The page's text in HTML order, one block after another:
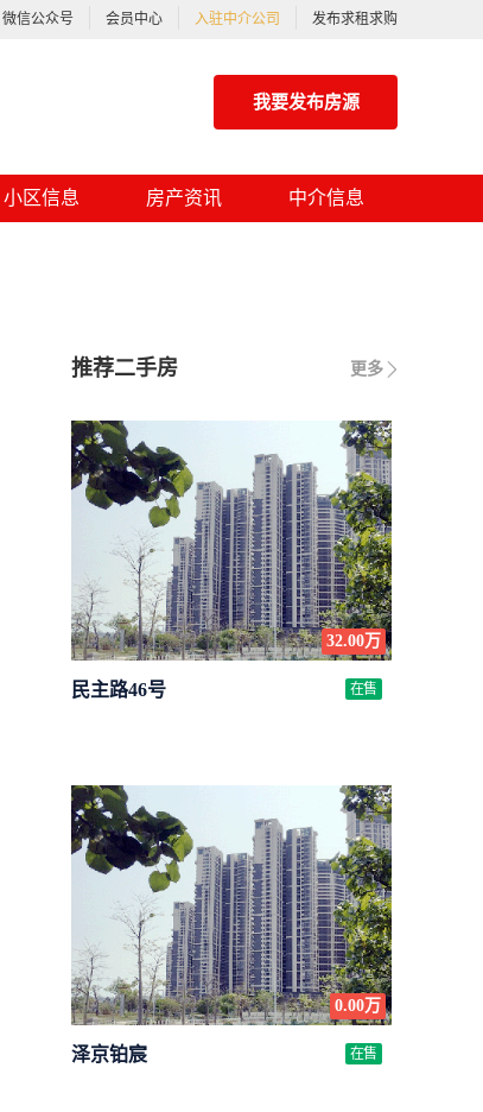
微信公众号 会员中心 入驻中介公司 发布求租求购
我要发布房源
小区信息 房产资讯 中介信息
更多
推荐二手房
32.00万
民主路46号 在售
0.00万
泽京铂宸 在售